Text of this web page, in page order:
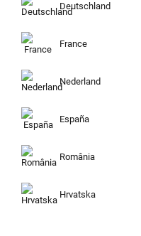
Deutschland
France
Nederland
España
România
Hrvatska